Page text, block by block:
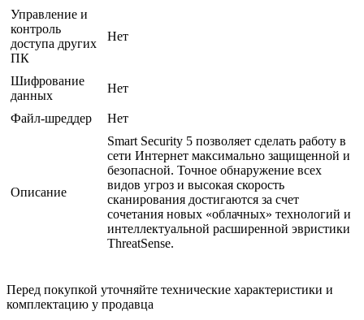
Управление и
контроль
доступа других
ПК
Нет
Шифрование
данных
Нет
Файл-шреддер Нет
Описание
Smart Security 5 позволяет сделать работу в
сети Интернет максимально защищенной и
безопасной. Точное обнаружение всех
видов угроз и высокая скорость
сканирования достигаются за счет
сочетания новых «облачных» технологий и
интеллектуальной расширенной эвристики
ThreatSense.
Перед покупкой уточняйте технические характеристики и
комплектацию у продавца